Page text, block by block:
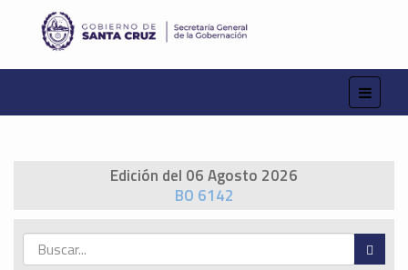
Edición del 06 Agosto 2026
BO 6142